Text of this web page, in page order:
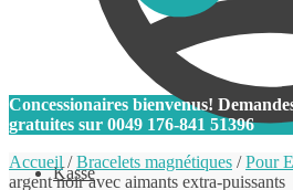
Kasse
Concessionaires bienvenus!
gratuites sur 0049 176-841 51396
Accueil /Bracelets magnétiques /Pour
argent noir avec aimants extra-puissants